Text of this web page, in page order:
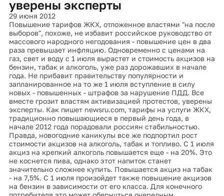
уверены эксперты
29 июня 2012
Повышение тарифов ЖКХ, отложенное властями "на после
выборов", похоже, не избавит российское руководство от
массового народного негодования - повышение цен в два
раза превышает инфляцию. Одновременно с ценами на
газ, свет и воду с 1 июля вырастет и стоимость акцизов на
бензин, табак и алкоголь, уже раз дорожавших в начале
года. Не прибавит правительству популярности и
запланированное на то же 1 июля вступление в силу
новых - повышенных - штрафов за нарушение ПДД. Все
вместе грозит властям активизацией протестов, уверены
эксперты. Как пишет newsru.com, тарифы на услуги ЖКХ,
традиционно повышающиеся в первый день года, в
начале 2012 года порадовали россиян стабильностью.
Правда, новогодние каникулы все же подпортил рост
стоимости акцизов на алкоголь, табак и топливо. С 1 июля
акциз на крепкий алкоголь повышается еще - на 20%. Это
не коснется пива, однако этот напиток станет
значительно сложнее купить. Повышается акциз на табак
- на 7,5%. С 1 июля произойдет также повышение акцизов
на бензин в зависимости от его класса. Для конечного